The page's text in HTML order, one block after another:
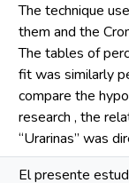
The technique
them and the
The tables of
fit was similarly
compare the
research , the
“Urarinas” was
El presente